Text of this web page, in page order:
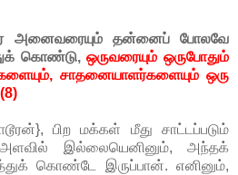
அனைவரையும் தன்னைப் போலவே
கொண்டு,ஒருவரையும் ஒருபோதும்
சாதனையாளர்களையும் ஒரு
பிற மக்கள் மீது சாட்டப்படும்
இல்லையெனினும், அந்தக்
கொண்டே இருப்பான். எனினும்,